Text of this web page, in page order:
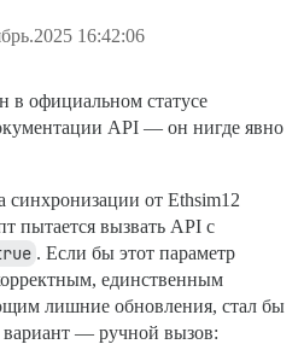
16:42:06
в официальном статусе
API — он нигде явно
синхронизации от Ethsim12
пытается вызвать API с
. Если бы этот параметр
единственным
лишние обновления, стал бы
— ручной вызов: